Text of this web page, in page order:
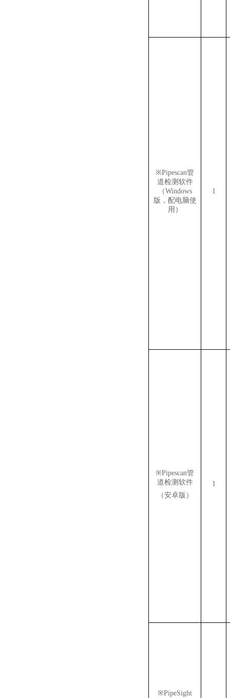
※Pipescan管
道检测软件
（Windows
版，配电脑使
用）
1
※Pipescan管
道检测软件
（安卓版）
1
※PipeSight